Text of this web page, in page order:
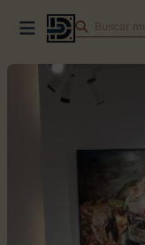
Buscar